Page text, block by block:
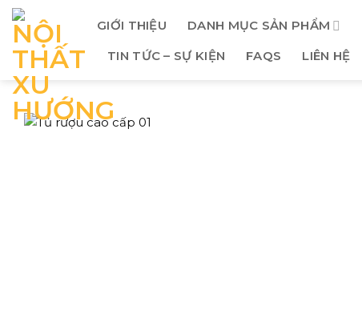
Skip
content
GIỚI THIỆU DANH MỤC SẢN PHẨM
TIN TỨC – SỰ KIỆN
FAQS LIÊN HỆ